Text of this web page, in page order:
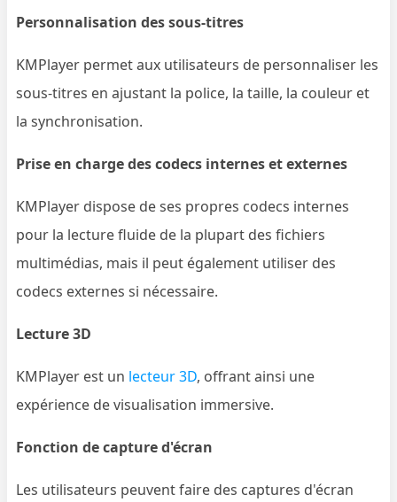
Personnalisation des sous-titres
KMPlayer permet aux utilisateurs de personnaliser les
sous-titres en ajustant la police, la taille, la couleur et
la synchronisation.
Prise en charge des codecs internes et externes
KMPlayer dispose de ses propres codecs internes
pour la lecture fluide de la plupart des fichiers
multimédias, mais il peut également utiliser des
codecs externes si nécessaire.
Lecture 3D
KMPlayer est un lecteur 3D, offrant ainsi une
expérience de visualisation immersive.
Fonction de capture d'écran
Les utilisateurs peuvent faire des captures d'écran